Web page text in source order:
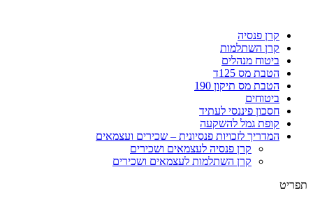
קרן פנסיה
קרן השתלמות
ביטוח מנהלים
הטבת מס 125ד
הטבת מס תיקון 190
ביטוחים
חסכון פיננסי לעתיד
קופת גמל להשקעה
המדריך לזכויות פנסיונית – שכירים ועצמאים
קרן פנסיה לעצמאים ושכירים
קרן השתלמות לעצמאים ושכירים
תפריט